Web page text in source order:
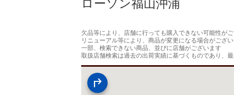
ローソン福山沖浦
欠品等により、店舗に行っても購入できない可能性が
リニューアル等により、商品が変更になる場合がござ
一部、検索できない商品、並びに店舗がございます
取扱店舗検索は過去の出荷実績に基づくものであり、